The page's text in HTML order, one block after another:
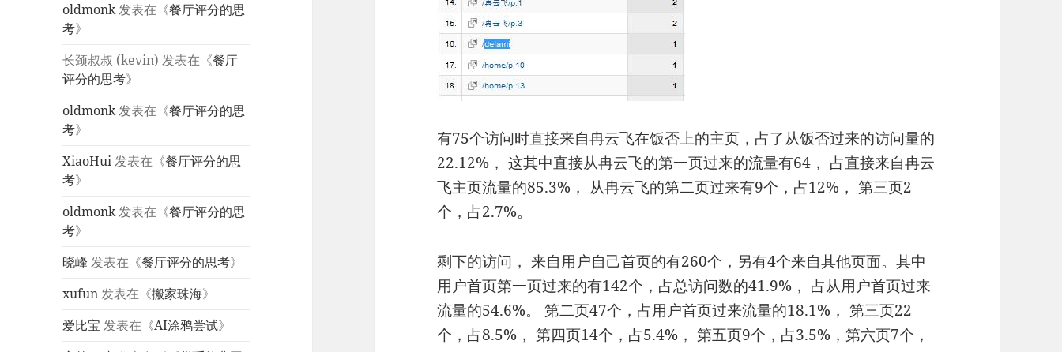
oldmonk发表在《餐厅评分的思
考》
长颈叔叔 (kevin) 发表在《餐厅
评分的思考》
oldmonk发表在《餐厅评分的思
考》
XiaoHui发表在《餐厅评分的思
考》
oldmonk发表在《餐厅评分的思
考》
晓峰 发表在《餐厅评分的思考》
xufun发表在《搬家珠海》
爱比宝 发表在《AI涂鸦尝试》
有75个访问时直接来自冉云飞在饭否上的主页，占了从饭否过来的访问量的
22.12%， 这其中直接从冉云飞的第一页过来的流量有64， 占直接来自冉云
飞主页流量的85.3%， 从冉云飞的第二页过来有9个，占12%， 第三页2
个，占2.7%。
剩下的访问， 来自用户自己首页的有260个，另有4个来自其他页面。其中
用户首页第一页过来的有142个，占总访问数的41.9%， 占从用户首页过来
流量的54.6%。 第二页47个，占用户首页过来流量的18.1%， 第三页22
个，占8.5%， 第四页14个，占5.4%， 第五页9个，占3.5%，第六页7个，